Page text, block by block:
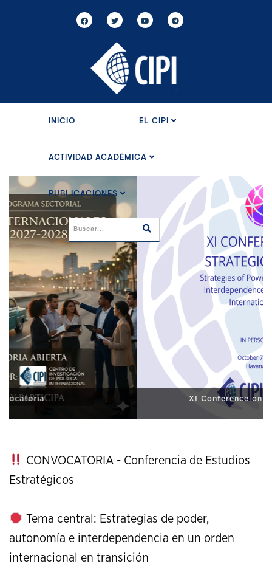
INICIO EL CIPI
ACTIVIDAD ACADÉMICA
PUBLICACIONES
XI Conference on Strategic Studies
CONVOCATORIA - Conferencia de Estudios
Estratégicos
Tema central: Estrategias de poder,
autonomía e interdependencia en un orden
internacional en transición